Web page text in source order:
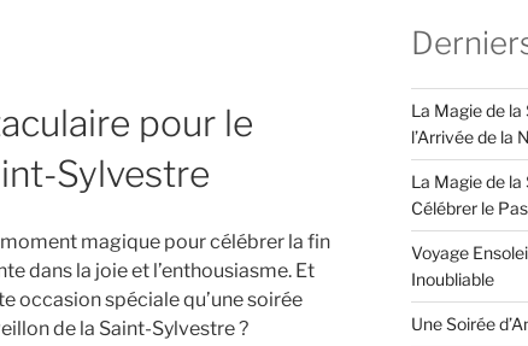
pour le
Sylvestre
magique pour célébrer la fin
dans la joie et l’enthousiasme. Et
occasion spéciale qu’une soirée
de la Saint-Sylvestre ?
La Magie de la
l’Arrivée de la
La Magie de la
Célébrer le
Voyage
Inoubliable
Une Soirée